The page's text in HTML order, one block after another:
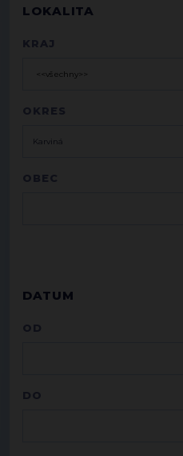
LOKALITA
KRAJ
OKRES
OBEC
DATUM
OD
DO